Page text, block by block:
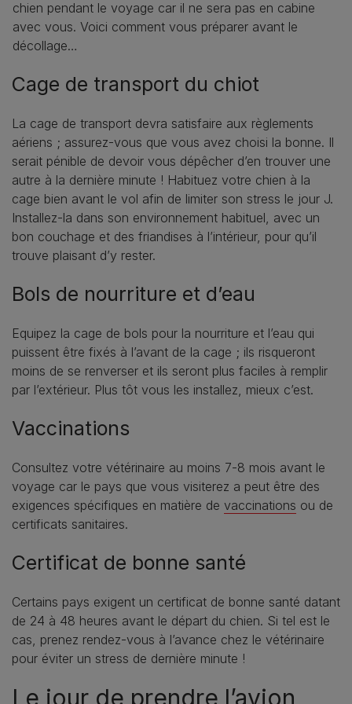
chien pendant le voyage car il ne sera pas en cabine
avec vous. Voici comment vous préparer avant le
décollage…
Cage de transport du chiot
La cage de transport devra satisfaire aux règlements
aériens ; assurez-vous que vous avez choisi la bonne. Il
serait pénible de devoir vous dépêcher d’en trouver une
autre à la dernière minute ! Habituez votre chien à la
cage bien avant le vol afin de limiter son stress le jour J.
Installez-la dans son environnement habituel, avec un
bon couchage et des friandises à l’intérieur, pour qu’il
trouve plaisant d’y rester.
Bols de nourriture et d’eau
Equipez la cage de bols pour la nourriture et l’eau qui
puissent être fixés à l’avant de la cage ; ils risqueront
moins de se renverser et ils seront plus faciles à remplir
par l’extérieur. Plus tôt vous les installez, mieux c’est.
Vaccinations
Consultez votre vétérinaire au moins 7-8 mois avant le
voyage car le pays que vous visiterez a peut être des
exigences spécifiques en matière de vaccinations ou de
certificats sanitaires.
Certificat de bonne santé
Certains pays exigent un certificat de bonne santé datant
de 24 à 48 heures avant le départ du chien. Si tel est le
cas, prenez rendez-vous à l’avance chez le vétérinaire
pour éviter un stress de dernière minute !
Le jour de prendre l’avion